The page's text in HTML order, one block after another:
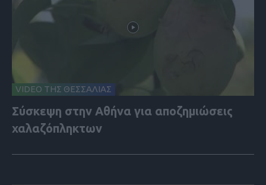
VIDEO ΤΗΣ ΘΕΣΣΑΛΙΑΣ
Σύσκεψη στην Αθήνα για αποζημιώσεις
χαλαζόπληκτων